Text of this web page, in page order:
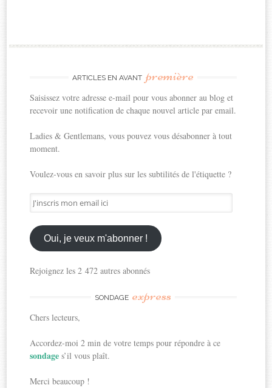
ARTICLES EN AVANT première
Saisissez votre adresse e-mail pour vous abonner au blog et
recevoir une notification de chaque nouvel article par email.
Ladies & Gentlemans, vous pouvez vous désabonner à tout
moment.
Voulez-vous en savoir plus sur les subtilités de l'étiquette ?
J'inscris
mon
email
ici
Oui, je veux m'abonner !
Rejoignez les 2 472 autres abonnés
SONDAGE express
Chers lecteurs,
Accordez-moi 2 min de votre temps pour répondre à ce
sondages’il vous plaît.
Merci beaucoup !